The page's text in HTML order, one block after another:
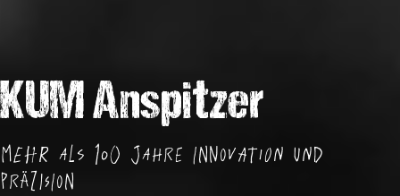
KUM Anspitzer
Mehr als 100 Jahre Innovation und
Präzision